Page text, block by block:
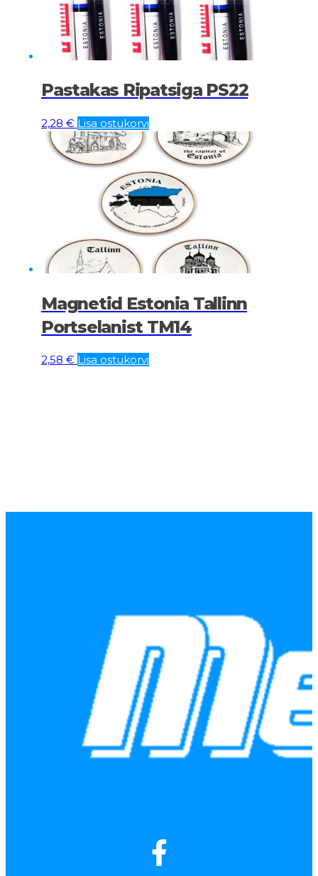
Pastakas Ripatsiga PS22
2,28 € Lisa ostukorvi
Magnetid Estonia Tallinn
Portselanist TM14
2,58 € Lisa ostukorvi